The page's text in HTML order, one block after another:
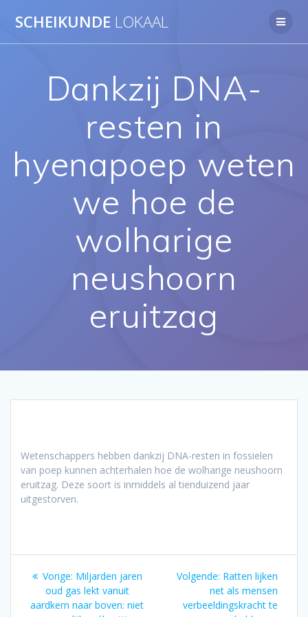
naar
SCHEIKUNDE LOKAAL
Dankzij DNA-
resten in
hyenapoep weten
we hoe de
wolharige
neushoorn
eruitzag
Wetenschappers hebben dankzij DNA-resten in fossielen
van poep kunnen achterhalen hoe de wolharige neushoorn
eruitzag. Deze soort is inmiddels al tienduizend jaar
uitgestorven.
Bericht
navigatie
Vorige: Vorig
bericht:
Miljarden jaren
oud gas lekt vanuit
aardkern naar boven: niet
Volgende: Volgend
bericht:
Ratten lijken
net als mensen
verbeeldingskracht te